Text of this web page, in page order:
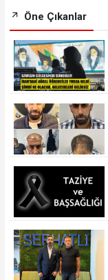
Öne Çıkanlar